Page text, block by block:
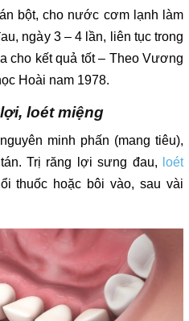
bột, cho nước cơm lạnh làm
ngày 3 – 4 lần, liên tục trong
cho kết quả tốt – Theo Vương
Hoài nam 1978.
loét miệng
minh phấn (mang tiêu),
Trị răng lợi sưng đau,
loét
thuốc hoặc bôi vào, sau vài